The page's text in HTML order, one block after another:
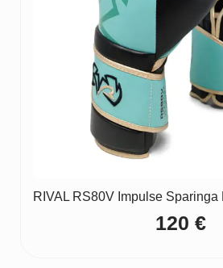
RIVAL RS80V Impulse Sparinga
120 €